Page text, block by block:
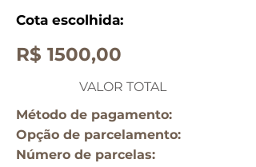
Cota escolhida:
R$ 1500,00
VALOR TOTAL
Método de pagamento:
Opção de parcelamento:​
​Número de parcelas: